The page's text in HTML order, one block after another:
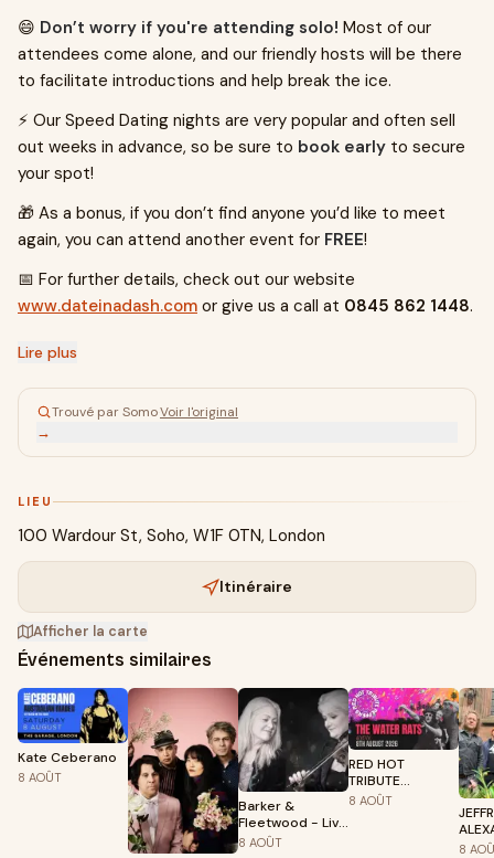
😄 Don’t worry if you're attending solo! Most of our
attendees come alone, and our friendly hosts will be there
to facilitate introductions and help break the ice.
⚡ Our Speed Dating nights are very popular and often sell
out weeks in advance, so be sure to book early to secure
your spot!
🎁 As a bonus, if you don’t find anyone you’d like to meet
again, you can attend another event for FREE!
📅 For further details, check out our website
www.dateinadash.com or give us a call at 0845 862 1448.
Lire plus
Trouvé par SomoVoir l'original
→
LIEU
100 Wardour St, Soho, W1F 0TN, London
Itinéraire
Afficher la carte
Événements similaires
Kate Ceberano
8 AOÛT
Barker &
Fleetwood - Live
at St Paul's,
8 AOÛT
RED HOT
TRIBUTE
PEPPERS LIVE AT
8 AOÛT
THE
8